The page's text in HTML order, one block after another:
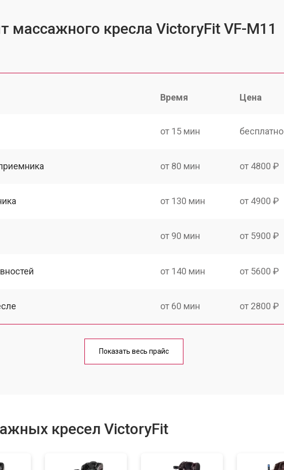
массажного кресла VictoryFit VF-M11
Время Цена
от 15 мин бесплатно
от 80 мин от 4800 ₽
от 130 мин от 4900 ₽
от 90 мин от 5900 ₽
от 140 мин от 5600 ₽
от 60 мин от 2800 ₽
от 150 мин
Показать весь прайс
кресел VictoryFit